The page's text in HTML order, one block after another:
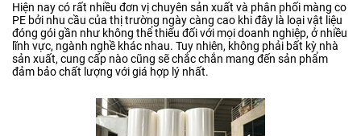
Hiện nay có rất nhiều đơn vị chuyên sản xuất và phân phối màng co
PE bởi nhu cầu của thị trường ngày càng cao khi đây là loại vật liệu
đóng gói gần như không thể thiếu đối với mọi doanh nghiệp, ở nhiều
lĩnh vực, ngành nghề khác nhau. Tuy nhiên, không phải bất kỳ nhà
sản xuất, cung cấp nào cũng sẽ chắc chắn mang đến sản phẩm
đảm bảo chất lượng với giá hợp lý nhất.